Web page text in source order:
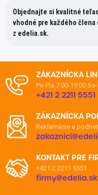
Objednajte si kvalitné
vhodné pre každého
z edelia.sk.
ZÁKAZNÍCKA
Po-Pia 7:00-19:00
+421 2 2211 5551
ZÁKAZNÍCKA
Reklamácie a
KONTAKT PRE
+421 2 2211 5551
firmy@edelia.sk